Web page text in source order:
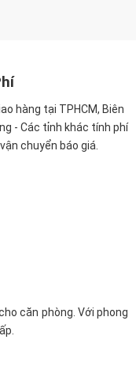
hàng tại TPHCM, Biên
- Các tỉnh khác tính phí
chuyển báo giá.
căn phòng. Với phong